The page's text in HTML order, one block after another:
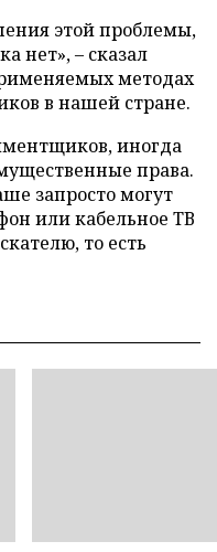
этой проблемы,
нет», – сказал
методах
в нашей стране.
иногда
права.
запросто могут
или кабельное ТВ
то есть